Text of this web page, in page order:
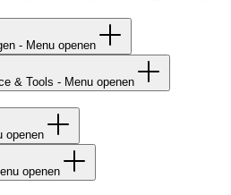
- Menu openen
& Tools - Menu openen
openen
openen